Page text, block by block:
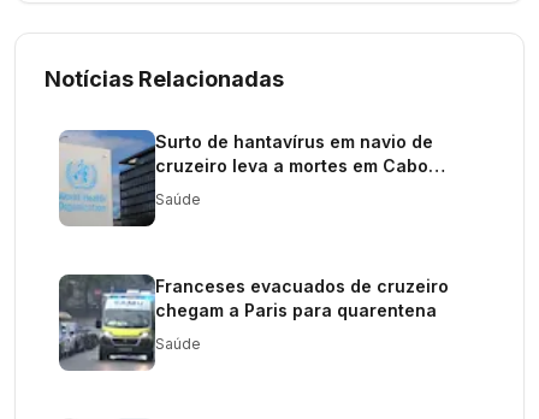
Notícias Relacionadas
Surto de hantavírus em navio de
cruzeiro leva a mortes em Cabo
Verde
Saúde
Franceses evacuados de cruzeiro
chegam a Paris para quarentena
Saúde